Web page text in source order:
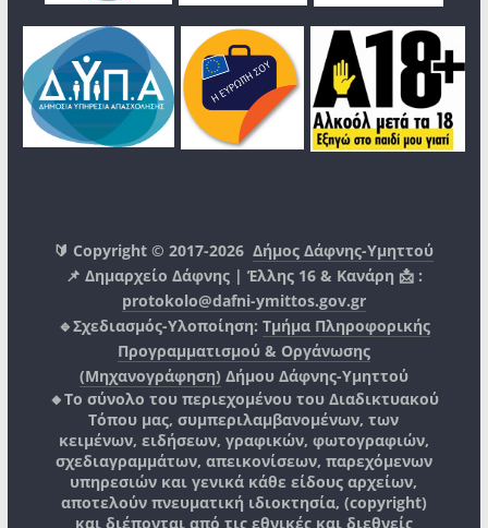
🔰 Copyright © 2017-2026Δήμος Δάφνης-Υμηττού
📌 Δημαρχείο Δάφνης | Έλλης 16 & Κανάρη 📩 :
protokolo@dafni-ymittos.gov.gr
🔹Σχεδιασμός-Υλοποίηση: Τμήμα Πληροφορικής
Προγραμματισμού & Οργάνωσης
(Μηχανογράφηση) Δήμου Δάφνης-Υμηττού
🔸Το σύνολο του περιεχομένου του Διαδικτυακού
Τόπου μας, συμπεριλαμβανομένων, των
κειμένων, ειδήσεων, γραφικών, φωτογραφιών,
σχεδιαγραμμάτων, απεικονίσεων, παρεχόμενων
υπηρεσιών και γενικά κάθε είδους αρχείων,
αποτελούν πνευματική ιδιοκτησία, (copyright)
και διέπονται από τις εθνικές και διεθνείς